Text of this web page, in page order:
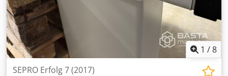
1 /8
SEPRO Erfolg 7 (2017)